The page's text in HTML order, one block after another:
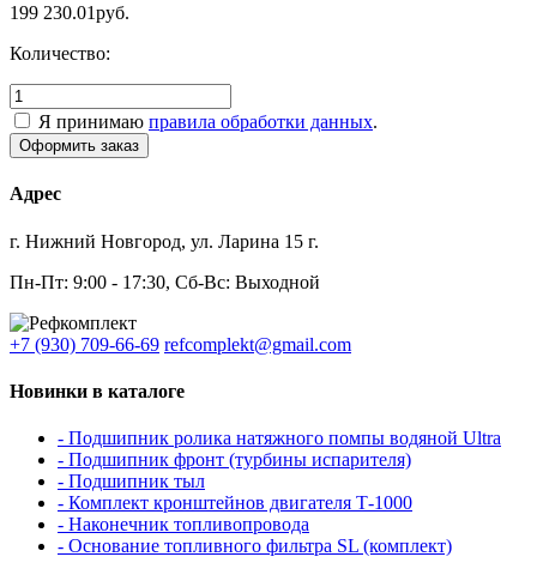
199 230.01руб.
Количество:
Я принимаю правила обработки данных.
Адрес
г. Нижний Новгород, ул. Ларина 15 г.
Пн-Пт: 9:00 - 17:30, Сб-Вс: Выходной
+7 (930) 709-66-69 refcomplekt@gmail.com
Новинки в каталоге
- Подшипник ролика натяжного помпы водяной Ultra
- Подшипник фронт (турбины испарителя)
- Подшипник тыл
- Комплект кронштейнов двигателя Т-1000
- Наконечник топливопровода
- Основание топливного фильтра SL (комплект)